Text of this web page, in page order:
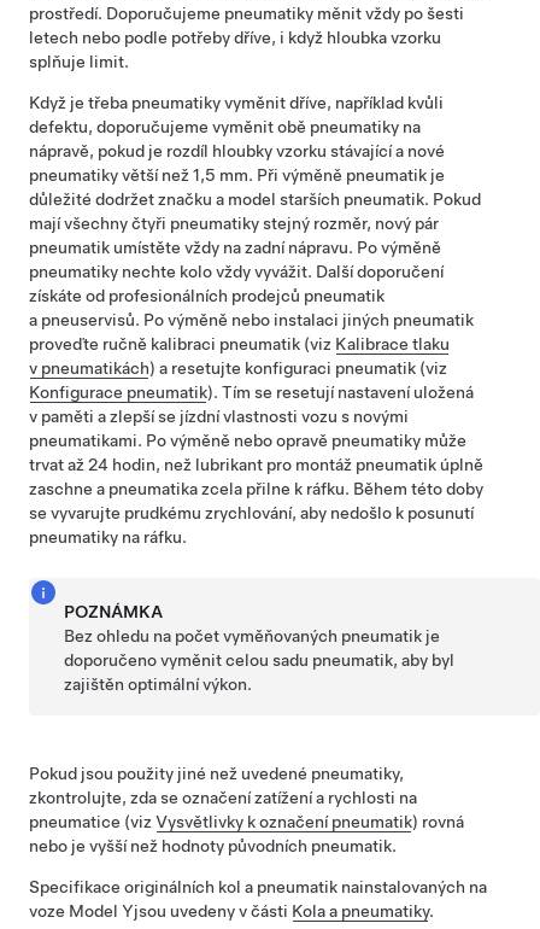
prostředí. Doporučujeme pneumatiky měnit vždy po šesti
letech nebo podle potřeby dříve, i když hloubka vzorku
splňuje limit.
Když je třeba pneumatiky vyměnit dříve, například kvůli
defektu, doporučujeme vyměnit obě pneumatiky na
nápravě, pokud je rozdíl hloubky vzorku stávající a nové
pneumatiky větší než 1,5 mm. Při výměně pneumatik je
důležité dodržet značku a model starších pneumatik. Pokud
mají všechny čtyři pneumatiky stejný rozměr, nový pár
pneumatik umístěte vždy na zadní nápravu. Po výměně
pneumatiky nechte kolo vždy vyvážit. Další doporučení
získáte od profesionálních prodejců pneumatik
a pneuservisů. Po výměně nebo instalaci jiných pneumatik
proveďte ručně kalibraci pneumatik (viz Kalibrace tlaku
v pneumatikách) a resetujte konfiguraci pneumatik (viz
Konfigurace pneumatik). Tím se resetují nastavení uložená
v paměti a zlepší se jízdní vlastnosti vozu s novými
pneumatikami. Po výměně nebo opravě pneumatiky může
trvat až 24 hodin, než lubrikant pro montáž pneumatik úplně
zaschne a pneumatika zcela přilne k ráfku. Během této doby
se vyvarujte prudkému zrychlování, aby nedošlo k posunutí
pneumatiky na ráfku.
POZNÁMKA
Bez ohledu na počet vyměňovaných pneumatik je
doporučeno vyměnit celou sadu pneumatik, aby byl
zajištěn optimální výkon.
Pokud jsou použity jiné než uvedené pneumatiky,
zkontrolujte, zda se označení zatížení a rychlosti na
pneumatice (viz Vysvětlivky k označení pneumatik) rovná
nebo je vyšší než hodnoty původních pneumatik.
Specifikace originálních kol a pneumatik nainstalovaných na
voze Model Yjsou uvedeny v části Kola a pneumatiky.